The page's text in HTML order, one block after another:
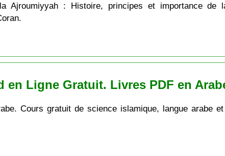
Ajroumiyyah : Histoire, principes et importance de
en Ligne Gratuit. Livres PDF en
Cours gratuit de science islamique, langue arabe